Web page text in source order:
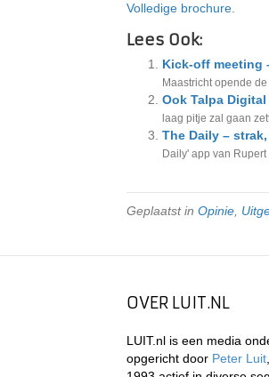
Volledige brochure
Lees Ook:
Kick-off meeting
Maastricht opende
Ook Talpa Digital
laag pitje zal gaan
The Daily –
Daily' app van
Geplaatst in Opinie
OVER LUIT.NL
LUIT.nl is een media
opgericht door Peter Luit